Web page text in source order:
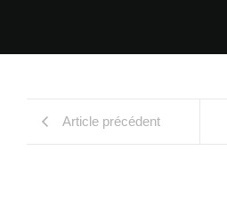
Article précédent